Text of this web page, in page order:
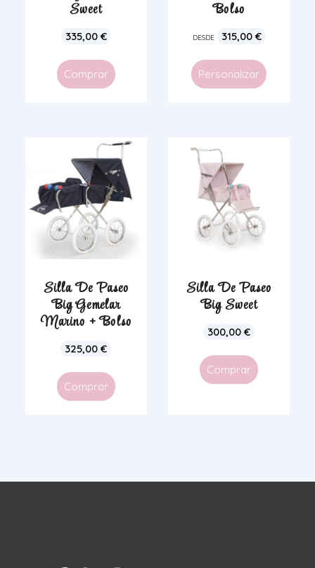
Sweet
335,00 €
Comprar
Bolso
DESDE 315,00 €
Personalizar
Silla De Paseo
Big Gemelar
Marino + Bolso
325,00€
Comprar
Silla De Paseo
Big Sweet
300,00€
Comprar